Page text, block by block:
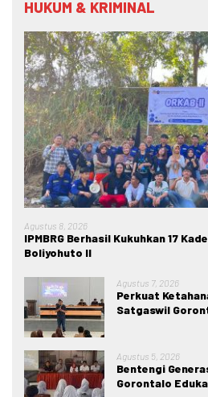
HUKUM & KRIMINAL
Agustus 8, 2026
IPMBRG Berhasil Kukuhkan 17
Boliyohuto II
Agustus 7, 2026
Perkuat
Satgaswil
Kabila
Agustus 5, 2026
Bentengi
Gorontalo